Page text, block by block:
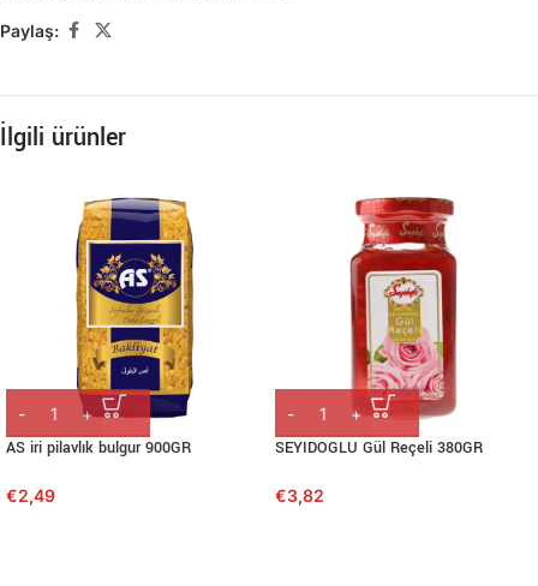
Paylaş:
İlgili ürünler
AS iri pilavlık bulgur 900GR
€2,49
SEYIDOGLU Gül Reçeli 380GR
€3,82